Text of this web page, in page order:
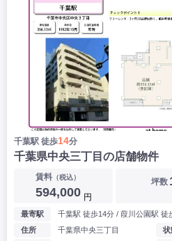
千葉駅 徒歩14分
千葉県中央三丁目の店舗物件
賃料（税込）
594,000 円
坪数
最寄駅
千葉駅 徒歩14分 / 葭川公園駅 徒
住所
千葉県中央三丁目
状